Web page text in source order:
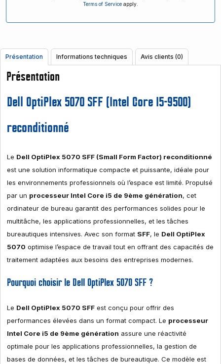
Terms of Service apply.
Présentation Informations techniques Avis clients (0)
Présentation
Dell OptiPlex 5070 SFF (Intel Core I5-9500)
reconditionné
Le Dell OptiPlex 5070 SFF (Small Form Factor) reconditionné
est une solution informatique compacte et puissante, idéale pour
les environnements professionnels où l’espace est limité. Propulsé
par un processeur Intel Core i5 de 9ème génération, cet
ordinateur de bureau garantit des performances solides pour le
multitâche, les applications professionnelles, et les tâches
bureautiques intensives. Avec son format SFF, le Dell OptiPlex
5070 optimise l’espace de travail tout en offrant des capacités de
traitement adaptées aux besoins des entreprises modernes.
Pourquoi choisir le Dell OptiPlex 5070 SFF ?
Le Dell OptiPlex 5070 SFF est conçu pour offrir des
performances élevées dans un format compact. Le processeur
Intel Core i5 de 9ème génération assure une réactivité
optimale pour les applications professionnelles, la gestion de
bases de données, et les tâches de bureautique. Ce modèle est